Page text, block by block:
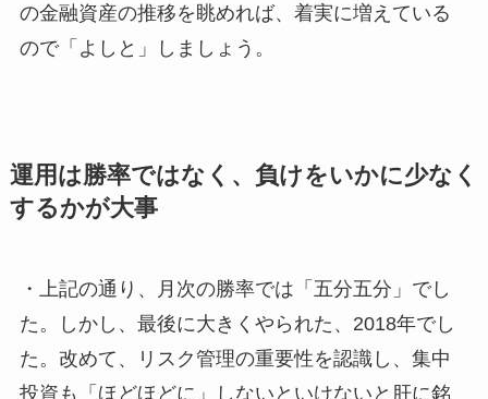
の金融資産の推移を眺めれば、着実に増えている
ので「よしと」しましょう。
運用は勝率ではなく、負けをいかに少なく
するかが大事
・上記の通り、月次の勝率では「五分五分」でし
た。しかし、最後に大きくやられた、2018年でし
た。改めて、リスク管理の重要性を認識し、集中
投資も「ほどほどに」しないといけないと肝に銘